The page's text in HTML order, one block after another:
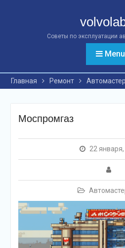
Советы по эксплуатации
Menu
Главная Ремонт
Моспромгаз
22